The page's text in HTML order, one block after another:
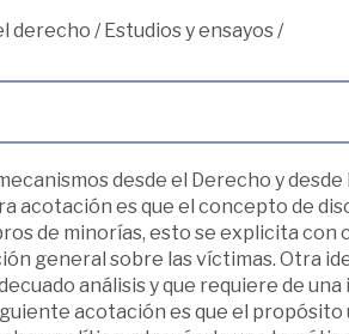
derecho / Estudios y ensayos/
desde el Derecho y
acotación es que el concepto de
de minorías, esto se explicita con
general sobre las víctimas. Otra
análisis y que requiere de
acotación es que el propósito